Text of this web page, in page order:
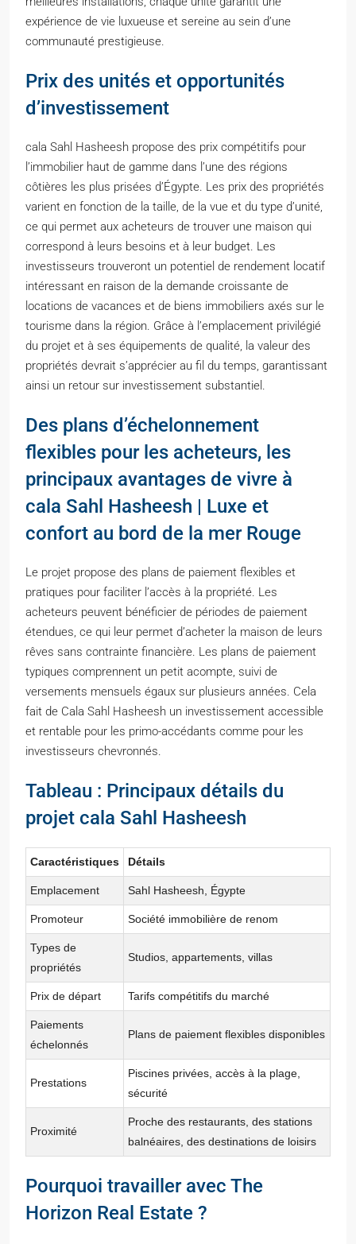
expérience de vie luxueuse et sereine au sein d’une
communauté prestigieuse.
Prix des unités et opportunités
d’investissement
cala Sahl Hasheesh propose des prix compétitifs pour
l’immobilier haut de gamme dans l’une des régions
côtières les plus prisées d’Égypte. Les prix des propriétés
varient en fonction de la taille, de la vue et du type d’unité,
ce qui permet aux acheteurs de trouver une maison qui
correspond à leurs besoins et à leur budget. Les
investisseurs trouveront un potentiel de rendement locatif
intéressant en raison de la demande croissante de
locations de vacances et de biens immobiliers axés sur le
tourisme dans la région. Grâce à l’emplacement privilégié
du projet et à ses équipements de qualité, la valeur des
propriétés devrait s’apprécier au fil du temps, garantissant
ainsi un retour sur investissement substantiel.
Des plans d’échelonnement
flexibles pour les acheteurs, les
principaux avantages de vivre à
cala Sahl Hasheesh | Luxe et
confort au bord de la mer Rouge
Le projet propose des plans de paiement flexibles et
pratiques pour faciliter l’accès à la propriété. Les
acheteurs peuvent bénéficier de périodes de paiement
étendues, ce qui leur permet d’acheter la maison de leurs
rêves sans contrainte financière. Les plans de paiement
typiques comprennent un petit acompte, suivi de
versements mensuels égaux sur plusieurs années. Cela
fait de Cala Sahl Hasheesh un investissement accessible
et rentable pour les primo-accédants comme pour les
investisseurs chevronnés.
Tableau : Principaux détails du
projet cala Sahl Hasheesh
Caractéristiques Détails
Emplacement Sahl Hasheesh, Égypte
Promoteur Société immobilière de renom
Types de
propriétés
Studios, appartements, villas
Prix de départ Tarifs compétitifs du marché
Paiements
échelonnés
Plans de paiement flexibles disponibles
Prestations
Piscines privées, accès à la plage,
sécurité
Proximité
Proche des restaurants, des stations
balnéaires, des destinations de loisirs
Pourquoi travailler avec The
Horizon Real Estate ?